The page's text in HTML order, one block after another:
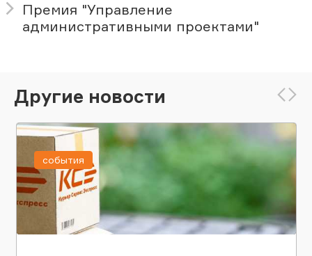
Премия "Управление
административными проектами"
Другие новости
события